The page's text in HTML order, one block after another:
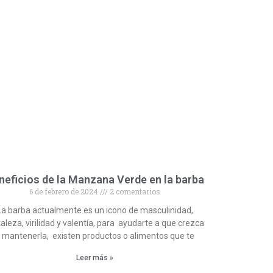
de la Manzana Verde en la barba
6 de febrero de 2024
2 comentarios
barba actualmente es un icono de masculinidad,
virilidad y valentía, para ayudarte a que crezca
mantenerla, existen productos o alimentos que te
Leer más »